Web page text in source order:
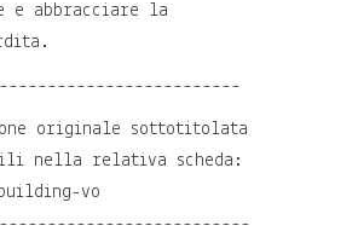
e abbracciare la
originale sottotitolata
nella relativa scheda:
vo